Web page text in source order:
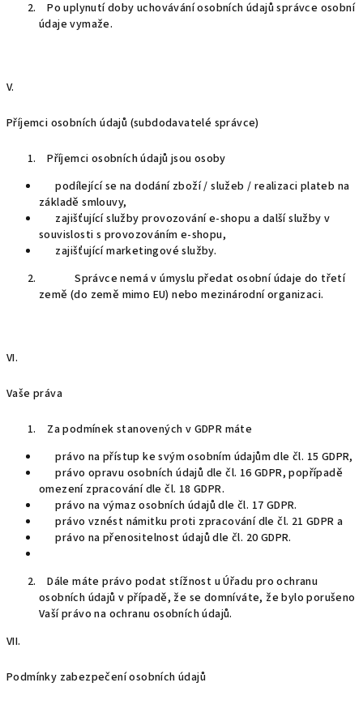
Po uplynutí doby uchovávání osobních údajů správce osobní
údaje vymaže.
V.
Příjemci osobních údajů (subdodavatelé správce)
Příjemci osobních údajů jsou osoby
podílející se na dodání zboží / služeb / realizaci plateb na
základě smlouvy,
zajišťující služby provozování e-shopu a další služby v
souvislosti s provozováním e-shopu,
zajišťující marketingové služby.
Správce nemá v úmyslu předat osobní údaje do třetí
země (do země mimo EU) nebo mezinárodní organizaci.
VI.
Vaše práva
Za podmínek stanovených v GDPR máte
právo na přístup ke svým osobním údajům dle čl. 15 GDPR,
právo opravu osobních údajů dle čl. 16 GDPR, popřípadě
omezení zpracování dle čl. 18 GDPR.
právo na výmaz osobních údajů dle čl. 17 GDPR.
právo vznést námitku proti zpracování dle čl. 21 GDPR a
právo na přenositelnost údajů dle čl. 20 GDPR.
Dále máte právo podat stížnost u Úřadu pro ochranu
osobních údajů v případě, že se domníváte, že bylo porušeno
Vaší právo na ochranu osobních údajů.
VII.
Podmínky zabezpečení osobních údajů